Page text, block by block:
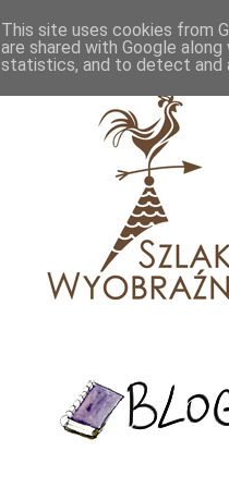
This site uses cookies from
are shared with Google
statistics, and to detect and